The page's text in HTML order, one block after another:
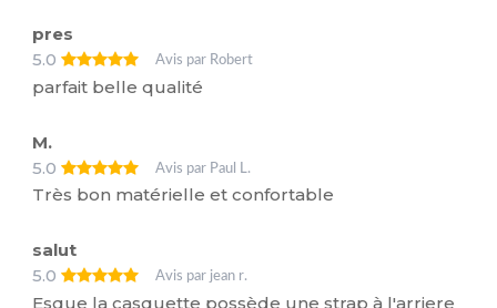
pres
5.0
Avis par Robert
parfait belle qualité
M.
5.0
Avis par Paul L.
Très bon matérielle et confortable
salut
5.0
Avis par jean r.
Esque la casquette possède une strap à l'arriere